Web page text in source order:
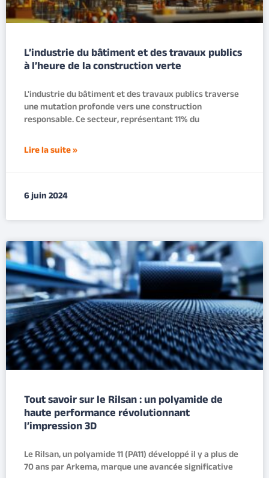
L’industrie du bâtiment et des travaux publics
à l’heure de la construction verte
L'industrie du bâtiment et des travaux publics traverse
une mutation profonde vers une construction
responsable. Ce secteur, représentant 11% du
Lire la suite »
6 juin 2024
Tout savoir sur le Rilsan : un polyamide de
haute performance révolutionnant
l’impression 3D
Le Rilsan, un polyamide 11 (PA11) développé il y a plus de
70 ans par Arkema, marque une avancée significative